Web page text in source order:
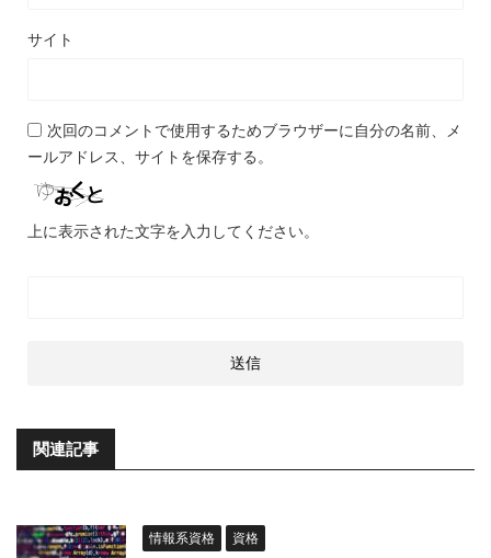
サイト
次回のコメントで使用するためブラウザーに自分の名前、メ
ールアドレス、サイトを保存する。
上に表示された文字を入力してください。
関連記事
情報系資格 資格